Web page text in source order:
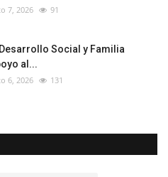
7, 2026 91
Desarrollo Social y Familia
al...
6, 2026 131